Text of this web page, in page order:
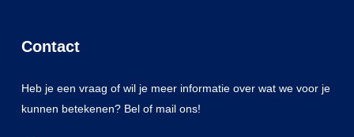
Contact
Heb je een vraag of wil je meer informatie over wat we voor je
kunnen betekenen? Bel of mail ons!